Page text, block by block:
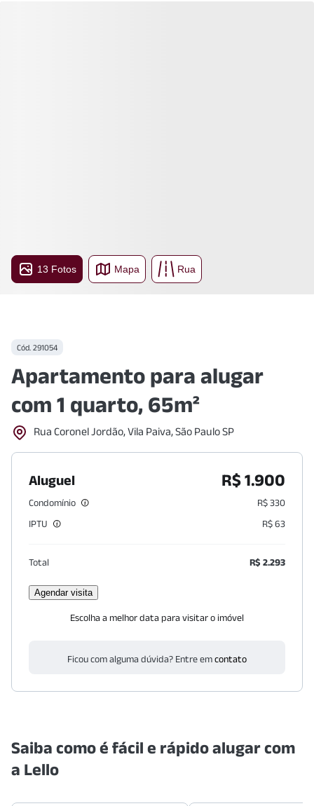
13 Fotos Mapa Rua
Cód. 291054
Apartamento para alugar
com 1 quarto, 65m²
Rua Coronel Jordão, Vila Paiva, São Paulo SP
Aluguel R$ 1.900
Condomínio
R$ 330
IPTU
R$ 63
Total R$ 2.293
Agendar visita
Escolha a melhor data para visitar o imóvel
Ficou com alguma dúvida? Entre emcontato
Saiba como é fácil e rápido alugar com
a Lello